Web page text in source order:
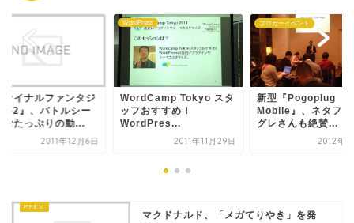
ァイナルファンタジ
2』、バトルシー
むたっぷりの動...
2011年12月6日
WordPress
WordCamp Tokyo スタ
ッフおすすめ！
WordPres...
2011年11月29日
ブロガーイベント
新型『Pogoplug
Mobile』、ネタフル
グレさんも絶賛...
2012年2
マクドナルド、「メガてりやき」を発